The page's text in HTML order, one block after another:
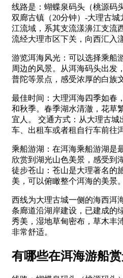
线路是：蝴蝶泉码头（桃源码
双廊古镇（20分钟）-大理古
江流域，系其支流漾濞江支流
流经大理市区下关，向西汇入
游览洱海风光：可以选择乘船
周边的风景。从洱海码头出发
普陀等景点，感受浓厚的白族
最佳时间：大理洱海四季如春
和秋季。春季湖水清澈，花草
宜人。 交通方式：从大理古城
车、出租车或者租自行车前往
乘船游湖：在洱海乘船游湖是
欣赏到湖光山色美景，感受到
徒步苍山：苍山是大理著名的
美，可以俯瞰整个洱海的美景。
西线为大理古城一侧的海西洱
条廊道沿湖岸建设，已建成的
秀美，湿地草甸密布，草木丰
非常舒适。
有哪些在洱海游船